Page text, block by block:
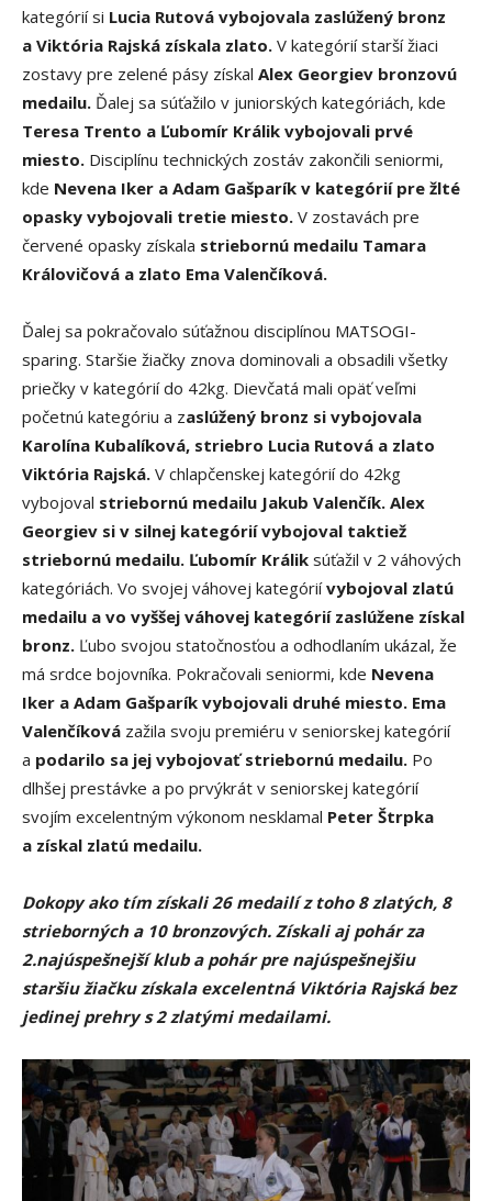
kategórií si Lucia Rutová vybojovala zaslúžený bronz
a Viktória Rajská získala zlato. V kategórií starší žiaci
zostavy pre zelené pásy získal Alex Georgiev bronzovú
medailu. Ďalej sa súťažilo v juniorských kategóriách, kde
Teresa Trento a Ľubomír Králik vybojovali prvé
miesto. Disciplínu technických zostáv zakončili seniormi,
kde Nevena Iker a Adam Gašparík v kategórií pre žlté
opasky vybojovali tretie miesto. V zostavách pre
červené opasky získala striebornú medailu Tamara
Královičová a zlato Ema Valenčíková.
Ďalej sa pokračovalo súťažnou disciplínou MATSOGI-
sparing. Staršie žiačky znova dominovali a obsadili všetky
priečky v kategórií do 42kg. Dievčatá mali opäť veľmi
početnú kategóriu a zaslúžený bronz si vybojovala
Karolína Kubalíková, striebro Lucia Rutová a zlato
Viktória Rajská. V chlapčenskej kategórií do 42kg
vybojoval striebornú medailu Jakub Valenčík. Alex
Georgiev si v silnej kategórií vybojoval taktiež
striebornú medailu. Ľubomír Králik súťažil v 2 váhových
kategóriách. Vo svojej váhovej kategóriívybojoval zlatú
medailu a vo vyššej váhovej kategórií zaslúžene získal
bronz. Ľubo svojou statočnosťou a odhodlaním ukázal, že
má srdce bojovníka. Pokračovali seniormi, kde Nevena
Iker a Adam Gašparík vybojovali druhé miesto. Ema
Valenčíková zažila svoju premiéru v seniorskej kategórií
a podarilo sa jej vybojovať striebornú medailu. Po
dlhšej prestávke a po prvýkrát v seniorskej kategórií
svojím excelentným výkonom nesklamal Peter Štrpka
a získal zlatú medailu.
Dokopy ako tím získali 26 medailí z toho 8 zlatých, 8
strieborných a 10 bronzových. Získali aj pohár za
2.najúspešnejší klub a pohár pre najúspešnejšiu
staršiu žiačku získala excelentná Viktória Rajská bez
jedinej prehry s 2 zlatými medailami.